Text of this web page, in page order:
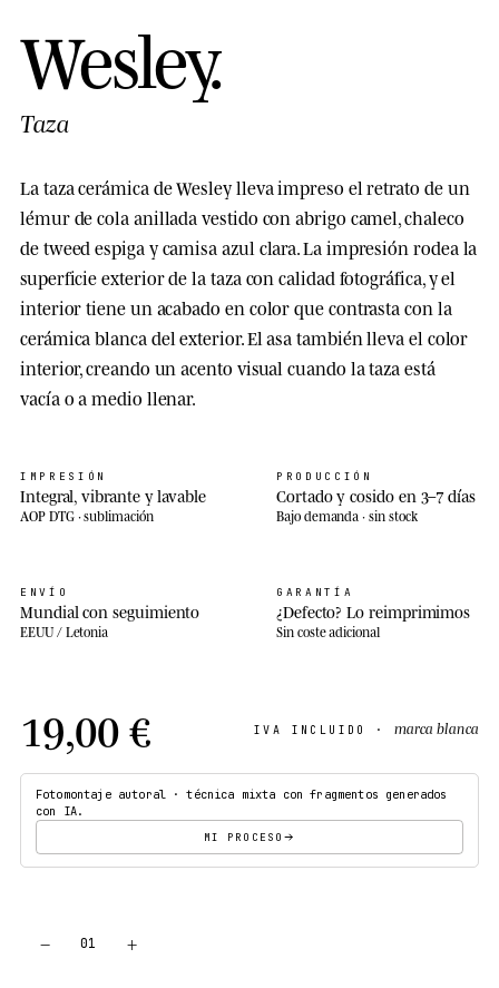
Wesley.
Taza
La taza cerámica de Wesley lleva impreso el retrato de un
lémur de cola anillada vestido con abrigo camel, chaleco
de tweed espiga y camisa azul clara. La impresión rodea la
superficie exterior de la taza con calidad fotográfica, y el
interior tiene un acabado en color que contrasta con la
cerámica blanca del exterior. El asa también lleva el color
interior, creando un acento visual cuando la taza está
vacía o a medio llenar.
IMPRESIÓN
Integral, vibrante y lavable
AOP DTG · sublimación
PRODUCCIÓN
Cortado y cosido en 3–7 días
Bajo demanda · sin stock
ENVÍO
Mundial con seguimiento
EEUU / Letonia
GARANTÍA
¿Defecto? Lo reimprimimos
Sin coste adicional
19,00 € IVA INCLUIDO · marca blanca
Fotomontaje autoral · técnica mixta con fragmentos generados
con IA.
MI PROCESO
− 01 +